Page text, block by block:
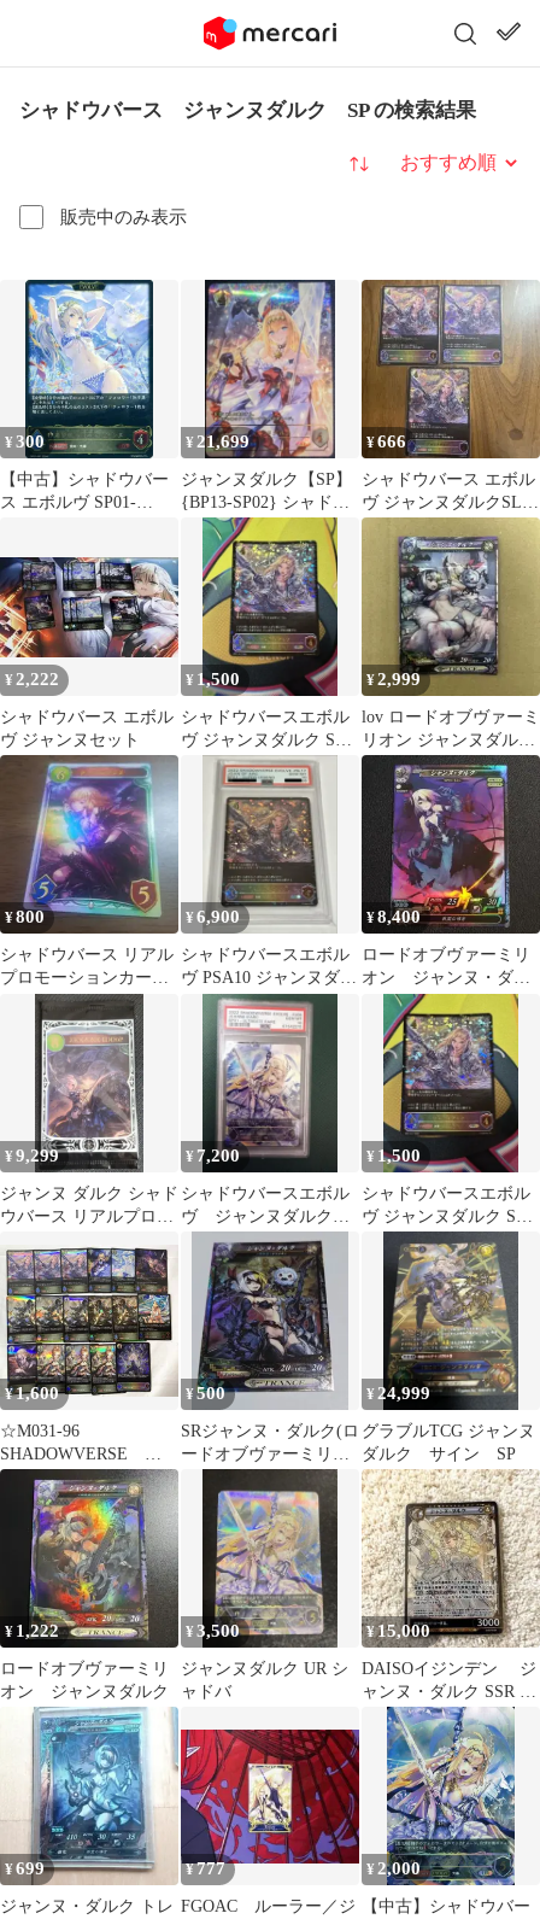
シャドウバース ジャンヌダルク SP の検索結果
販売中のみ表示
並び替え
¥300
【中古】シャドウバー
ス エボルヴ SP01-
¥ 21,699
ジャンヌダルク【SP】
{BP13-SP02} シャドウ
バース エボルヴ
¥666
シャドウバース エボル
ヴ ジャンヌダルクSL 3
枚セット
¥ 2,222
シャドウバース エボル
ヴ ジャンヌセット
¥ 1,500
シャドウバースエボル
ヴ ジャンヌダルク SL
¥2,999
lov ロードオブヴァーミ
リオン ジャンヌダル
ク SP
¥800
シャドウバース リアル
プロモーションカード
ダークジャンヌ
¥6,900
シャドウバースエボル
ヴ PSA10 ジャンヌダル
ク SL
¥8,400
ロードオブヴァーミリ
オン ジャンヌ・ダル
ク SP スペシャル
¥9,299
ジャンヌ ダルク シャド
ウバース リアルプロモ
¥ 7,200
シャドウバースエボル
ヴ ジャンヌダルク
UR PSA10
¥ 1,500
シャドウバースエボル
ヴ ジャンヌダルク SL
¥1,600
☆M031-96
SHADOWVERSE
EVOLVE シャドウバ
ース エボルヴ ダー
クジャンヌ ジャンヌ
ダルク アルヴェル
ト アリス 他 まと
¥500
SRジャンヌ・ダルク(ロ
ードオブヴァーミリオ
¥ 24,999
グラブルTCG ジャンヌ
ダルク サイン SP
¥ 1,222
ロードオブヴァーミリ
オン ジャンヌダルク
¥3,500
ジャンヌダルク UR シ
ャドバ
¥15,000
DAISOイジンデン ジ
ャンヌ・ダルク SSR 第
¥699
ジャンヌ・ダルク トレ
¥777
FGOAC ルーラー／ジ
¥ 2,000
【中古】シャドウバー